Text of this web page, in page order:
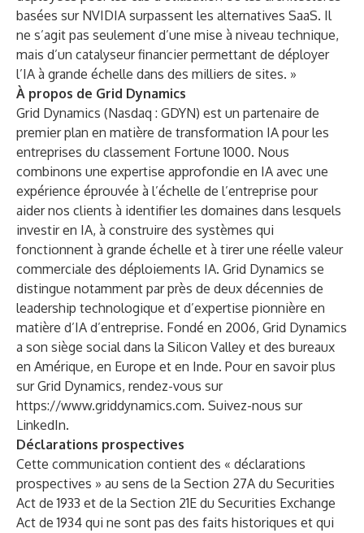
basées sur NVIDIA surpassent les alternatives SaaS. Il
ne s’agit pas seulement d’une mise à niveau technique,
mais d’un catalyseur financier permettant de déployer
l’IA à grande échelle dans des milliers de sites. »
À propos de Grid Dynamics
Grid Dynamics (Nasdaq : GDYN) est un partenaire de
premier plan en matière de transformation IA pour les
entreprises du classement Fortune 1000. Nous
combinons une expertise approfondie en IA avec une
expérience éprouvée à l’échelle de l’entreprise pour
aider nos clients à identifier les domaines dans lesquels
investir en IA, à construire des systèmes qui
fonctionnent à grande échelle et à tirer une réelle valeur
commerciale des déploiements IA. Grid Dynamics se
distingue notamment par près de deux décennies de
leadership technologique et d’expertise pionnière en
matière d’IA d’entreprise. Fondé en 2006, Grid Dynamics
a son siège social dans la Silicon Valley et des bureaux
en Amérique, en Europe et en Inde. Pour en savoir plus
sur Grid Dynamics, rendez-vous sur
https://www.griddynamics.com. Suivez-nous sur
LinkedIn.
Déclarations prospectives
Cette communication contient des « déclarations
prospectives » au sens de la Section 27A du Securities
Act de 1933 et de la Section 21E du Securities Exchange
Act de 1934 qui ne sont pas des faits historiques et qui